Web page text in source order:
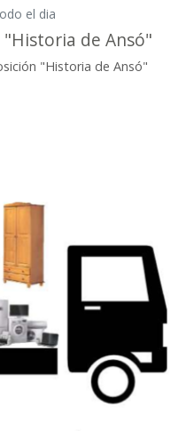
el dia
de Ansó"
"Historia de Ansó"